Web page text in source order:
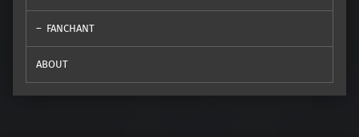
FANCHANT
ABOUT